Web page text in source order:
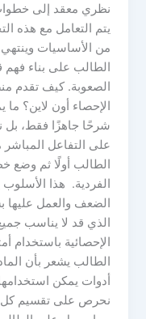
نظري معقد إلى
يتم التعامل مع هذه
من الأساسيات
الطالب على بناء
الصعوبة. كيف تقدم
الإحصاء أون لاين؟ ما
شرحًا جاهزًا فقط، بل
على التفاعل
الطالب أولًا ثم وضع
الفردية. هذا
الضعف والعمل عليها
الذي قد لا يناسب
الإحصائية باستخدام
الطالب يشعر بأن
أدوات يمكن
نحرص على تقسيم كل